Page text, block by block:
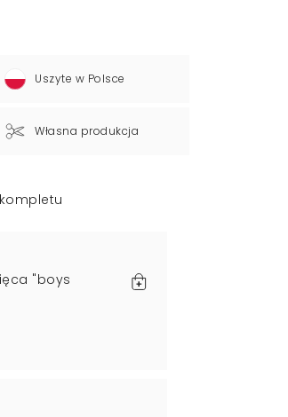
Uszyte w Polsce
Własna produkcja
"boys